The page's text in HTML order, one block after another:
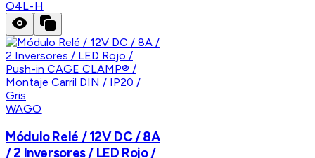
O4L-H
WAGO
Módulo Relé / 12V DC / 8A
/ 2 Inversores / LED Rojo /